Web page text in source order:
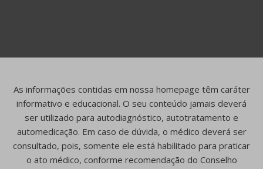
As informações contidas em nossa homepage têm caráter
informativo e educacional. O seu conteúdo jamais deverá
ser utilizado para autodiagnóstico, autotratamento e
automedicação. Em caso de dúvida, o médico deverá ser
consultado, pois, somente ele está habilitado para praticar
o ato médico, conforme recomendação do Conselho